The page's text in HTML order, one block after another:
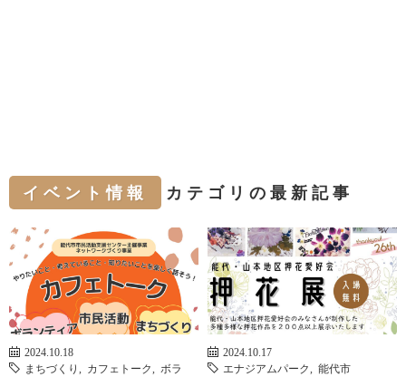
イベント情報 カテゴリの最新記事
2024.10.18
まちづくり
カフェトーク
ボラ
2024.10.17
エナジアムパーク
能代市